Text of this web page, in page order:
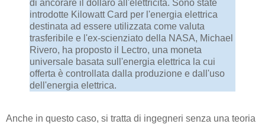
di ancorare il dollaro all'elettricità. Sono state
introdotte Kilowatt Card per l'energia elettrica
destinata ad essere utilizzata come valuta
trasferibile e l'ex-scienziato della NASA, Michael
Rivero, ha proposto il Lectro, una moneta
universale basata sull'energia elettrica la cui
offerta è controllata dalla produzione e dall'uso
dell'energia elettrica.
Anche in questo caso, si tratta di ingegneri senza una teoria